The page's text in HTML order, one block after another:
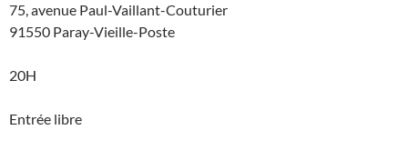
75, avenue Paul-Vaillant-Couturier
91550 Paray-Vieille-Poste
20H
Entrée libre